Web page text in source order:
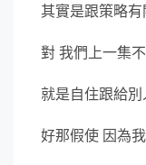
其實是跟策略有
對 我們上一集
就是自住跟給
好那假使 因為